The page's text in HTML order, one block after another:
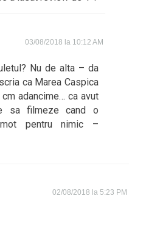
03/08/2018 la 10:12 AM
Nu de alta – da
ca Marea Caspica
adancime… ca avut
sa filmeze cand o
pentru nimic –
02/08/2018 la 5:23 PM